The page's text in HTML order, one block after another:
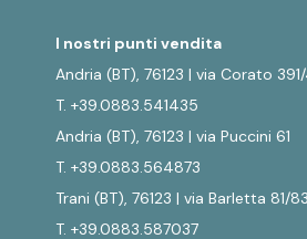
I nostri punti vendita
Andria (BT), 76123 | via Corato 391/
T. +39.0883.541435
Andria (BT), 76123 | via Puccini 61
T. +39.0883.564873
Trani (BT), 76123 | via Barletta 81/83
T. +39.0883.587037